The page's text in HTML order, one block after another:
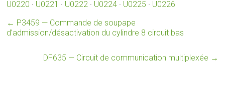
U0220 · U0221 · U0222 · U0224 · U0225 · U0226
← P3459 — Commande de soupape
d’admission/désactivation du cylindre 8 circuit bas
DF635 — Circuit de communication multiplexée →